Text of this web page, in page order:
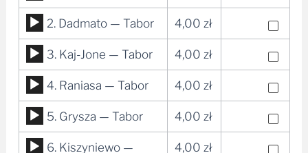
plików
dźwiękowych
Odtwarzacz
plików
dźwiękowych
2. Dadmato — Tabor 4,00 zł
Odtwarzacz
plików
dźwiękowych
3. Kaj-Jone — Tabor 4,00 zł
Odtwarzacz
plików
dźwiękowych
4. Raniasa — Tabor 4,00 zł
Odtwarzacz
plików
5. Grysza — Tabor 4,00 zł
Odtwarzacz
6. Kiszyniewo — 4,00 zł